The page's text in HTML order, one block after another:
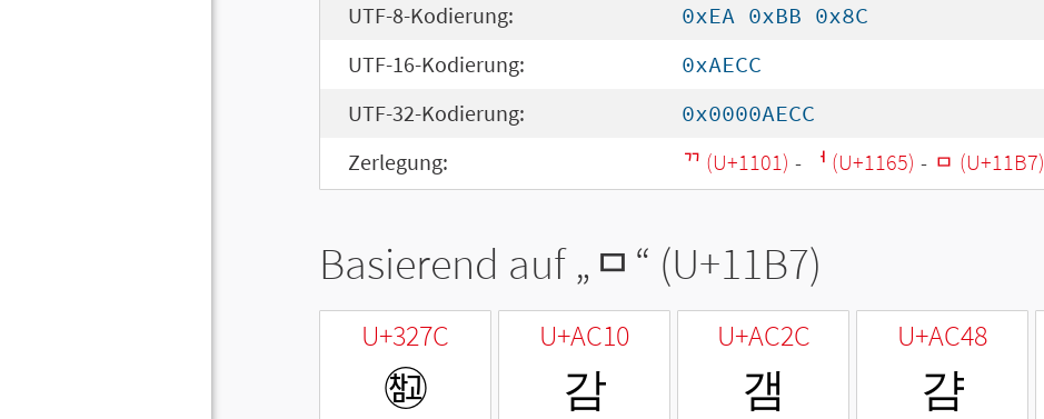
UTF-8-Kodierung:
0xEA 0xBB 0x8C
UTF-16-Kodierung:
0xAECC
UTF-32-Kodierung:
0x0000AECC
Zerlegung:
ᄁ (U+1101) - ᅥ (U+1165) - ᆷ (U+11B7)
Basierend auf „ ᆷ “ (U+11B7)
U+327C
㉼
U+AC10
감
U+AC2C
갬
U+AC48
걈